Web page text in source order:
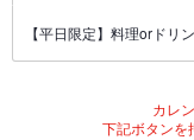
【平日限定】料理orドリ
カレ
下記ボタンを